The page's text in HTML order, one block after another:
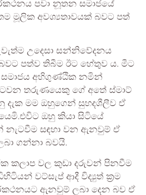
පවා නූතන සමාජයේ
මූලික අවශ්‍යතාවයක් බවට පත්
උදෙසා සන්නිවේදනය
පත්ව තිබීම ඊට හේතුව ය. මීට
සමාජය අහිගුණ්ඨික නමින්
තරුණයෙකු ගේ අතේ ස්මාට්
දැක මම ඔහුගෙන් සුහදශීලීව ඒ
ඔහු කියා සිටියේ
නැටවීම සඳහා වන ඇනවුම් ඒ
ගන්නා බවයි.
කලාප වල කුඩා දරුවන් පිනවීම
වට්සැප් ආදී විද්‍යුත් ක්‍රම
ඇනවුම් ලබා දෙන බව ඒ